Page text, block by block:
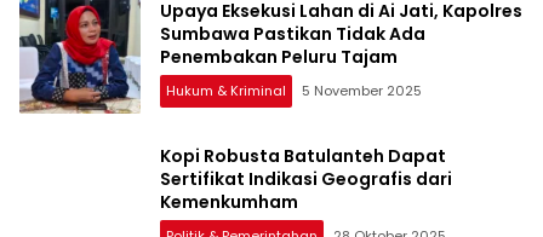
Upaya Eksekusi Lahan di Ai Jati, Kapolres
Sumbawa Pastikan Tidak Ada
Penembakan Peluru Tajam
Hukum & Kriminal 5 November 2025
Kopi Robusta Batulanteh Dapat
Sertifikat Indikasi Geografis dari
Kemenkumham